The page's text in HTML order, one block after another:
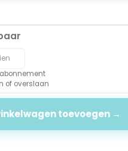
abonnement
of overslaan
toevoegen →